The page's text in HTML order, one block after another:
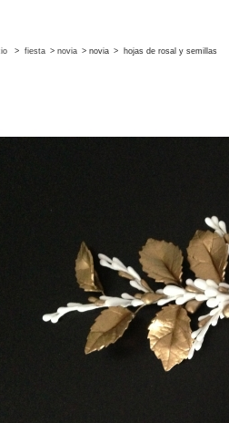
> fiesta > novia > novia > hojas de rosal y semillas